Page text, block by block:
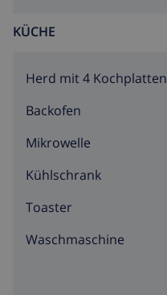
KÜCHE
Herd mit 4 Kochplatten
Backofen
Mikrowelle
Kühlschrank
Toaster
Waschmaschine